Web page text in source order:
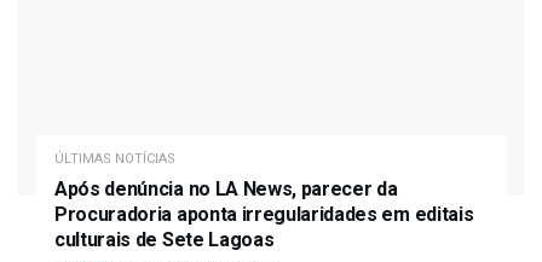
ÚLTIMAS NOTÍCIAS
Após denúncia no LA News, parecer da
Procuradoria aponta irregularidades em editais
culturais de Sete Lagoas